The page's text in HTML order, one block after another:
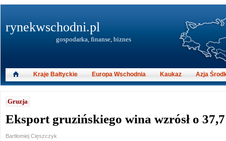
Gruzja
Eksport gruzińskiego wina wzrósł o
Bartłomiej Cięszczyk
rynekwschodni.pl
gospodarka, finanse, biznes
Kraje Bałtyckie Europa Wschodnia Kaukaz Azja